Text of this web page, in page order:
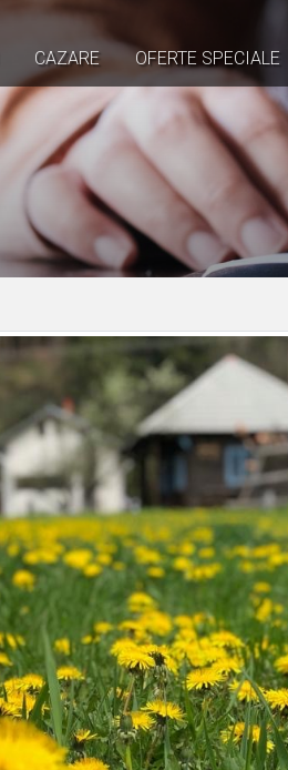
CAZARE OFERTE SPECIALE